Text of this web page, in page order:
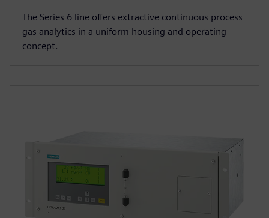
The Series 6 line offers extractive continuous process
gas analytics in a uniform housing and operating
concept.